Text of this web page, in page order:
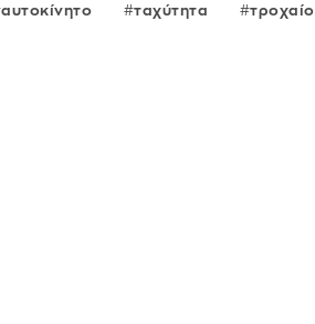
αυτοκίνητο ταχύτητα τροχαίο